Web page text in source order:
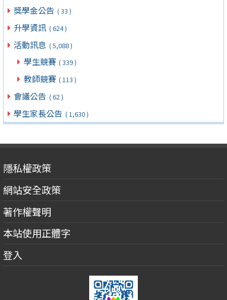
獎學金公告 ( 33 )
升學資訊 ( 624 )
活動訊息 ( 5,088 )
學生競賽 ( 339 )
教師競賽 ( 113 )
會議公告 ( 62 )
學生家長公告 ( 1,630 )
隱私權政策
網站安全政策
著作權聲明
本站使用正體字
登入